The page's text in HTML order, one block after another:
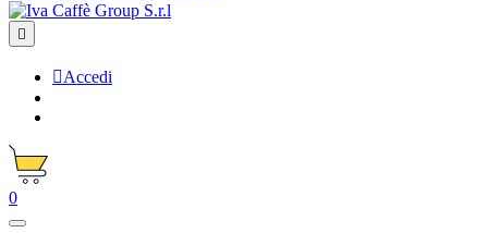

Accedi
0